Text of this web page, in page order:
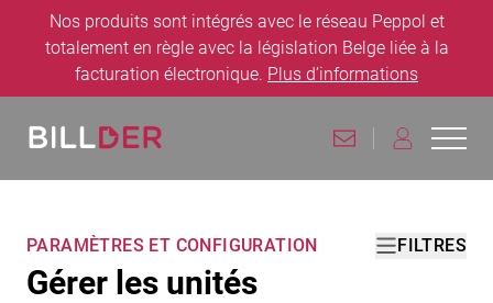
Nos produits sont intégrés avec le réseau Peppol et
totalement en règle avec la législation Belge liée à la
facturation électronique. Plus d’informations
CONTACTCONNEXION
PARAMÈTRES ET CONFIGURATION FILTRES
Gérer les unités